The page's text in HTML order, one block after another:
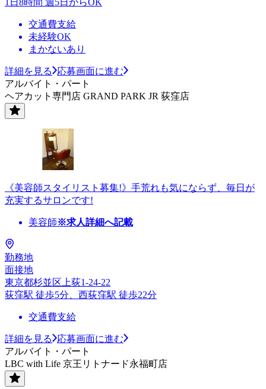
交通費支給
未経験OK
まかないあり
詳細を見る
応募画面に進む
アルバイト・パート
ヘアカット専門店 GRAND PARK JR 荻窪店
《美容師スタイリスト募集!》手荒れも気にならず、毎日が
充実するサロンです!
美容師※求人詳細へ記載
勤務地
面接地
東京都杉並区上荻1-24-22
荻窪駅 徒歩5分、西荻窪駅 徒歩22分
交通費支給
詳細を見る
応募画面に進む
アルバイト・パート
LBC with Life 京王リトナード永福町店